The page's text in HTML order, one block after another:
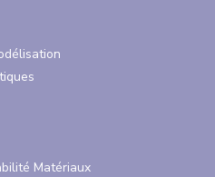
Matériaux